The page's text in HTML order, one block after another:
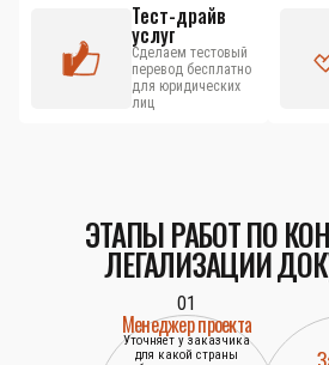
Тест-драйв
услуг
Сделаем тестовый
перевод бесплатно
для юридических
лиц
ЭТАПЫ РАБОТ ПО
ЛЕГАЛИЗАЦИИ
01
Менеджер проекта
Уточняет у заказчика
для какой страны